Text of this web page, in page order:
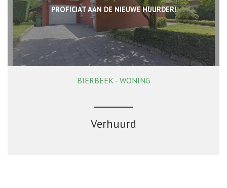
PROFICIAT AAN DE NIEUWE HUURDER!
116 m² 2 1
BIERBEEK - WONING
Verhuurd